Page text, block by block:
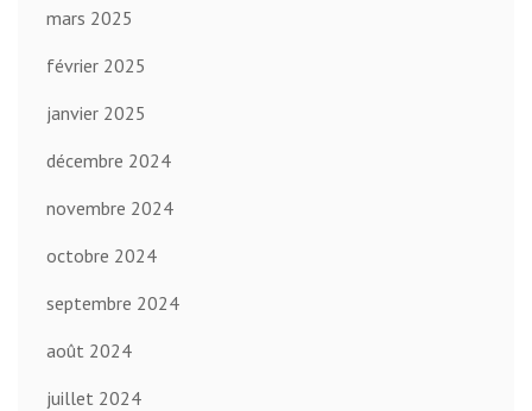
mars 2025
février 2025
janvier 2025
décembre 2024
novembre 2024
octobre 2024
septembre 2024
août 2024
juillet 2024